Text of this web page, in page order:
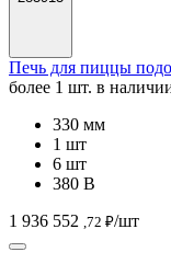
Печь для пиццы
более 1 шт. в
330 мм
1 шт
6 шт
380 В
1 936 552 ,72 ₽/шт